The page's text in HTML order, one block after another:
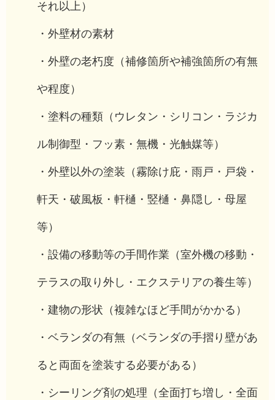
それ以上）
・外壁材の素材
・外壁の老朽度（補修箇所や補強箇所の有無
や程度）
・塗料の種類（ウレタン・シリコン・ラジカ
ル制御型・フッ素・無機・光触媒等）
・外壁以外の塗装（霧除け庇・雨戸・戸袋・
軒天・破風板・軒樋・竪樋・鼻隠し・母屋
等）
・設備の移動等の手間作業（室外機の移動・
テラスの取り外し・エクステリアの養生等）
・建物の形状（複雑なほど手間がかかる）
・ベランダの有無（ベランダの手摺り壁があ
ると両面を塗装する必要がある）
・シーリング剤の処理（全面打ち増し・全面